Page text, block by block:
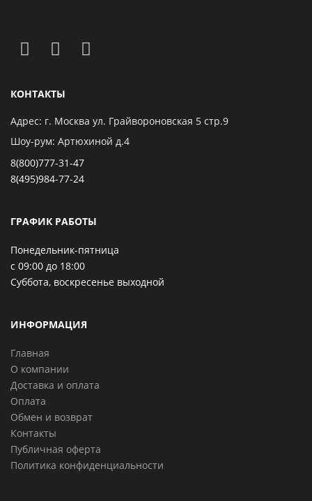
КОНТАКТЫ
Адрес: г. Москва ул. Грайвороновская 5 стр.9
Шоу-рум: Артюхиной д.4
8(800)777-31-47
8(495)984-77-24
ГРАФИК РАБОТЫ
Понедельник-пятница
с 09:00 до 18:00
Суббота, воскресенье выходной
ИНФОРМАЦИЯ
Главная
О компании
Доставка и оплата
Оплата
Обмен и возврат
Контакты
Публичная оферта
Политика конфиденциальности